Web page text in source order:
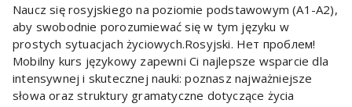
Naucz się rosyjskiego na poziomie podstawowym (A1-A2),
aby swobodnie porozumiewać się w tym języku w
prostych sytuacjach życiowych.Rosyjski. Нет проблем!
Mobilny kurs językowy zapewni Ci najlepsze wsparcie dla
intensywnej i skutecznej nauki: poznasz najważniejsze
słowa oraz struktury gramatyczne dotyczące życia